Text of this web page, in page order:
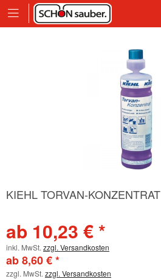
KIEHL TORVAN-KONZENTRAT
ab 10,23 € *
inkl. MwSt. zzgl. Versandkosten
ab 8,60 € *
zzgl. MwSt. zzgl. Versandkosten